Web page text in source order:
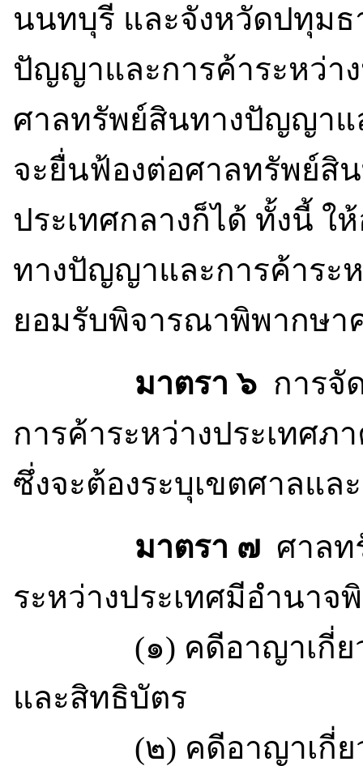
นนทบุรี และจังหวัดปทุม
ปัญญาและการค้าระหว่า
ศาลทรัพย์สินทางปัญญาแ
จะยื่นฟ้องต่อศาลทรัพย์สิ
ประเทศกลางก็ได้ ทั้งนี้
ทางปัญญาและการค้าระ
ยอมรับพิจารณาพิพากษา
มาตรา ๖ การจั
การค้าระหว่างประเทศ
ซึ่งจะต้องระบุเขตศาลแ
มาตรา ๗ ศาล
ระหว่างประเทศมีอำนา
(๑) คดีอาญาเกี่ยวกั
และสิทธิบัตร
(๒) คดีอาญาเกี่ยวกั